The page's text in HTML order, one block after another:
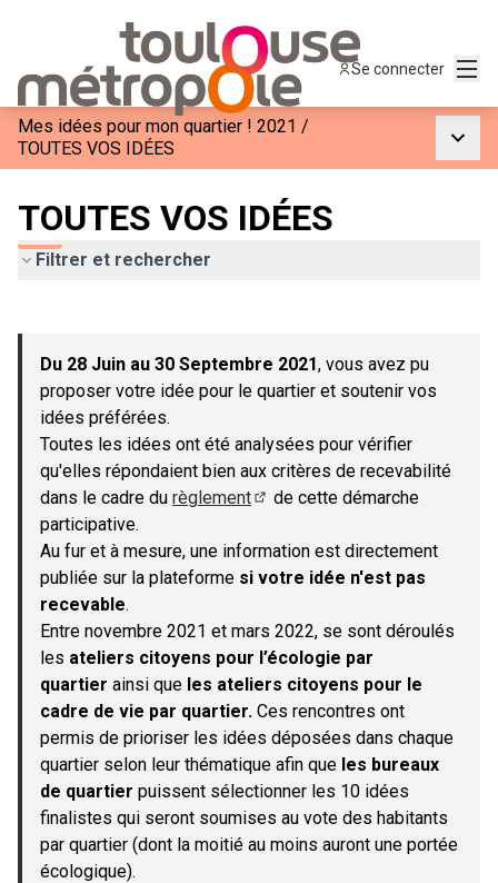
Se connecter
Mes idées pour mon quartier ! 2021 /
TOUTES VOS IDÉES
TOUTES VOS IDÉES
Filtrer et rechercher
−
Du 28 Juin au 30 Septembre 2021, vous avez pu
proposer votre idée pour le quartier et soutenir vos
idées préférées.
Toutes les idées ont été analysées pour vérifier
qu'elles répondaient bien aux critères de recevabilité
dans le cadre du règlement
de cette démarche
participative.
Au fur et à mesure, une information est directement
publiée sur la plateforme si votre idée n'est pas
recevable.
Entre novembre 2021 et mars 2022, se sont déroulés
les ateliers citoyens pour l’écologie par
quartier ainsi que les ateliers citoyens pour le
cadre de vie par quartier. Ces rencontres ont
permis de prioriser les idées déposées dans chaque
quartier selon leur thématique afin que les bureaux
de quartier puissent sélectionner les 10 idées
finalistes qui seront soumises au vote des habitants
par quartier (dont la moitié au moins auront une portée
écologique).